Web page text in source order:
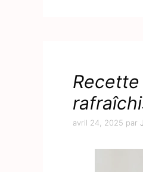
avril 24, 2025 par